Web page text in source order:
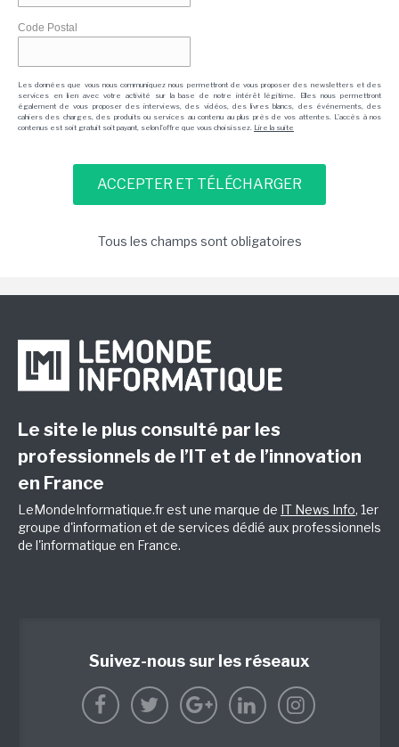
Code Postal
Les données que vous nous communiquez nous permettront de vous proposer des newsletters et des
services en lien avec votre activité sur la base de notre intérêt légitime. Elles nous permettront
également de vous proposer des interviews, des vidéos, des livres blancs, des événements, des
cahiers des charges, des produits ou services au contenu au plus près de vos attentes. L'accès à nos
contenus est soit gratuit soit payant, selon l'offre que vous choisissez. Lire la suite
Tous les champs sont obligatoires
Le site le plus consulté par les
professionnels de l’IT et de l’innovation
en France
LeMondeInformatique.fr est une marque de IT News Info, 1er
groupe d'information et de services dédié aux professionnels
de l'informatique en France.
Suivez-nous sur les réseaux